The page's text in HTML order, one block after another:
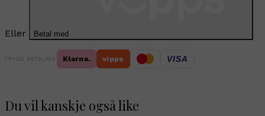
Eller Betal med
TRYGG BETALING Klarna. vipps VISA
Du vil kanskje også like